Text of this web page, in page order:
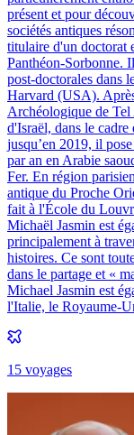
présent et pour
sociétés antiques
titulaire d'un doctorat
Panthéon-Sorbonne.
post-doctorales dans
Harvard (USA).
Archéologique de
d'Israël, dans le
jusqu’en 2019, il
par an en Arabie
Fer. En région
antique du Proche
fait à l'École du
Michaël Jasmin est
principalement à
histoires. Ce sont
dans le partage et «
Michael Jasmin est
l'Italie, le Royaume-
15 voyages